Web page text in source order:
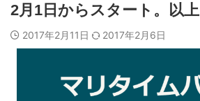
2月1日からスタート。以上
2017年2月11日 2017年2月6日